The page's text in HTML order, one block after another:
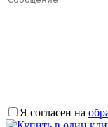
Я согласен на